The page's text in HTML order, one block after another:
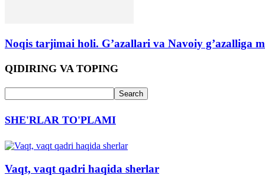
Noqis tarjimai holi. G’azallari va Navoiy g’azalliga
QIDIRING VA TOPING
SHE'RLAR TO'PLAMI
Vaqt, vaqt qadri haqida sherlar